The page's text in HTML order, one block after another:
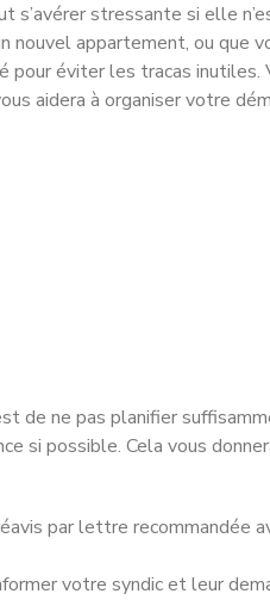
stressante si elle
nouvel appartement, ou que
pour éviter les tracas inutiles.
aidera à organiser votre
de ne pas planifier
si possible. Cela vous
par lettre recommandée
votre syndic et leur